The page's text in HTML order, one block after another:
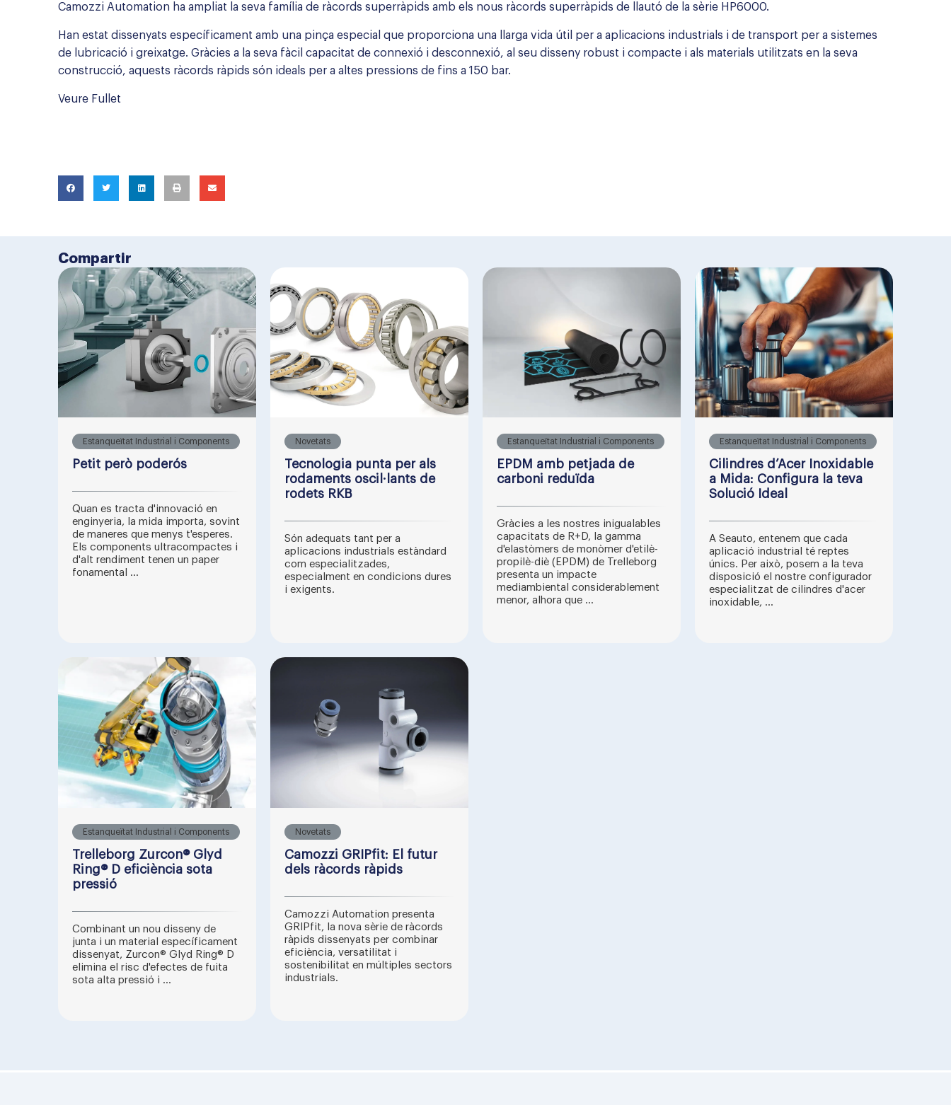
Camozzi Automation ha ampliat la seva família de ràcords superràpids amb els nous ràcords superràpids de llautó de la sèrie HP6000.
Han estat dissenyats específicament amb una pinça especial que proporciona una llarga vida útil per a aplicacions industrials i de transport per a sistemes
de lubricació i greixatge. Gràcies a la seva fàcil capacitat de connexió i desconnexió, al seu disseny robust i compacte i als materials utilitzats en la seva
construcció, aquests ràcords ràpids són ideals per a altes pressions de fins a 150 bar.
Veure Fullet
Compartir
Estanqueïtat Industrial i Components
Petit però poderós
Quan es tracta d'innovació en
enginyeria, la mida importa, sovint
de maneres que menys t'esperes.
Els components ultracompactes i
d'alt rendiment tenen un paper
fonamental ...
Novetats
Tecnologia punta per als
rodaments oscil·lants de
rodets RKB
Són adequats tant per a
aplicacions industrials estàndard
com especialitzades,
especialment en condicions dures
i exigents.
Estanqueïtat Industrial i Components
EPDM amb petjada de
carboni reduïda
Gràcies a les nostres inigualables
capacitats de R+D, la gamma
d'elastòmers de monòmer d'etilè-
propilè-diè (EPDM) de Trelleborg
presenta un impacte
mediambiental considerablement
menor, alhora que ...
Estanqueïtat Industrial i Components
Cilindres d’Acer Inoxidable
a Mida: Configura la teva
Solució Ideal
A Seauto, entenem que cada
aplicació industrial té reptes
únics. Per això, posem a la teva
disposició el nostre configurador
especialitzat de cilindres d'acer
inoxidable, ...
Estanqueïtat Industrial i Components
Trelleborg Zurcon® Glyd
Ring® D eficiència sota
pressió
Combinant un nou disseny de
junta i un material específicament
dissenyat, Zurcon® Glyd Ring® D
elimina el risc d'efectes de fuita
sota alta pressió i ...
Novetats
Camozzi GRIPfit: El futur
dels ràcords ràpids
Camozzi Automation presenta
GRIPfit, la nova sèrie de ràcords
ràpids dissenyats per combinar
eficiència, versatilitat i
sostenibilitat en múltiples sectors
industrials.